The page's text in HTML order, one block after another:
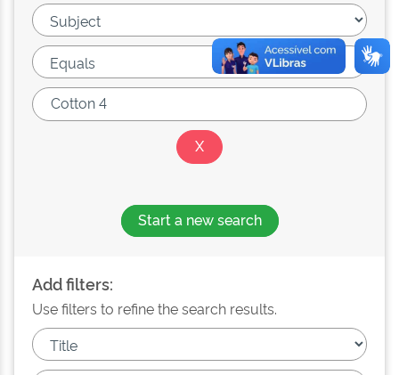
Start a new search
Add filters:
Use filters to refine the search results.